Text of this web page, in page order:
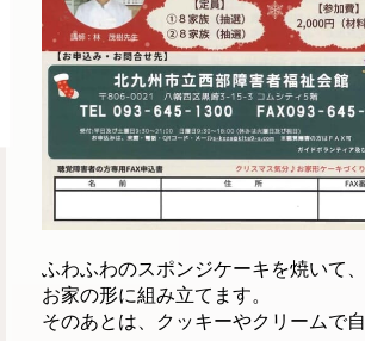
ふわふわのスポンジケーキを焼いて、
お家の形に組み立てます。
そのあとは、クッキーやクリームで